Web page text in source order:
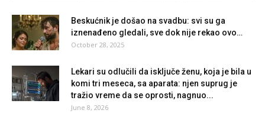
Beskućnik je došao na svadbu: svi su ga
iznenađeno gledali, sve dok nije rekao ovo…
October 28, 2025
Lekari su odlučili da isključe ženu, koja je bila u
komi tri meseca, sa aparata: njen suprug je
tražio vreme da se oprosti, nagnuo...
June 8, 2026